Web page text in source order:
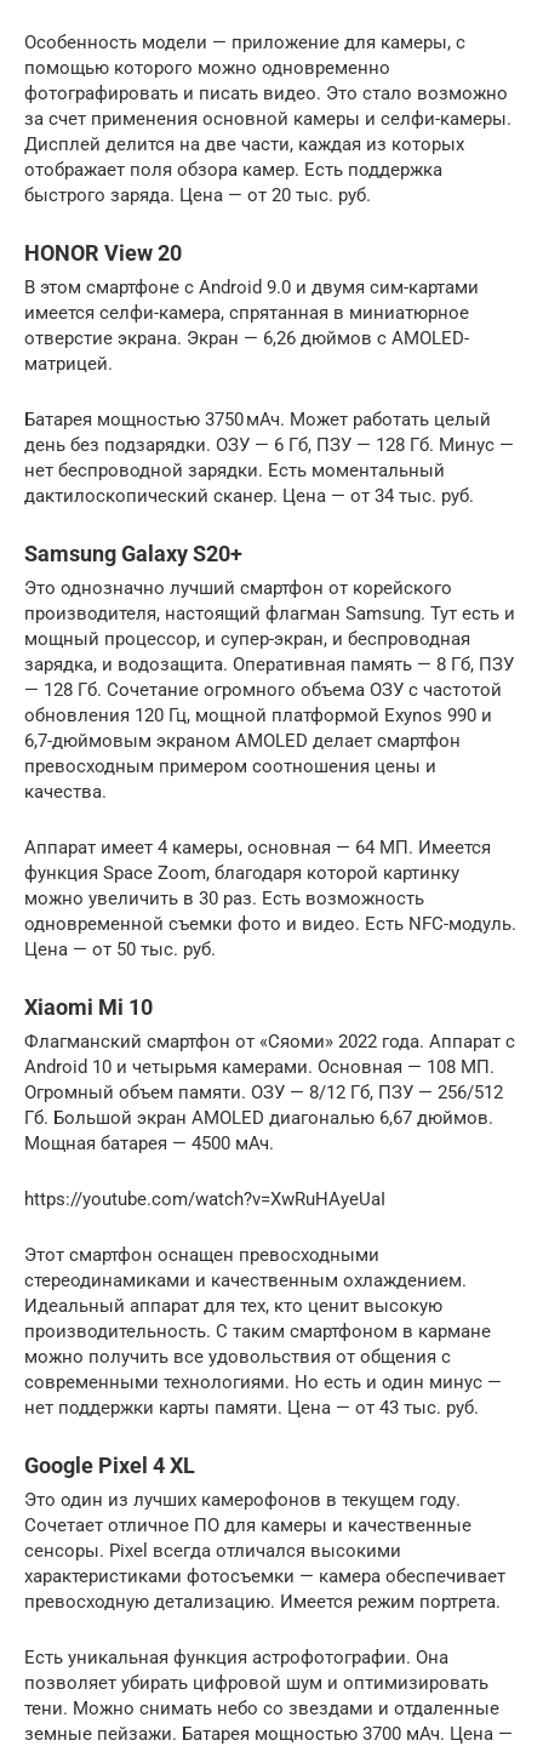
Особенность модели — приложение для камеры, с
помощью которого можно одновременно
фотографировать и писать видео. Это стало возможно
за счет применения основной камеры и селфи-камеры.
Дисплей делится на две части, каждая из которых
отображает поля обзора камер. Есть поддержка
быстрого заряда. Цена — от 20 тыс. руб.
HONOR View 20
В этом смартфоне с Android 9.0 и двумя сим-картами
имеется селфи-камера, спрятанная в миниатюрное
отверстие экрана. Экран — 6,26 дюймов с AMOLED-
матрицей.
Батарея мощностью 3750 мАч. Может работать целый
день без подзарядки. ОЗУ — 6 Гб, ПЗУ — 128 Гб. Минус —
нет беспроводной зарядки. Есть моментальный
дактилоскопический сканер. Цена — от 34 тыс. руб.
Samsung Galaxy S20+
Это однозначно лучший смартфон от корейского
производителя, настоящий флагман Samsung. Тут есть и
мощный процессор, и супер-экран, и беспроводная
зарядка, и водозащита. Оперативная память — 8 Гб, ПЗУ
— 128 Гб. Сочетание огромного объема ОЗУ с частотой
обновления 120 Гц, мощной платформой Exynos 990 и
6,7-дюймовым экраном AMOLED делает смартфон
превосходным примером соотношения цены и
качества.
Аппарат имеет 4 камеры, основная — 64 МП. Имеется
функция Space Zoom, благодаря которой картинку
можно увеличить в 30 раз. Есть возможность
одновременной съемки фото и видео. Есть NFC-модуль.
Цена — от 50 тыс. руб.
Xiaomi Mi 10
Флагманский смартфон от «Сяоми» 2022 года. Аппарат с
Android 10 и четырьмя камерами. Основная — 108 МП.
Огромный объем памяти. ОЗУ — 8/12 Гб, ПЗУ — 256/512
Гб. Большой экран AMOLED диагональю 6,67 дюймов.
Мощная батарея — 4500 мАч.
https://youtube.com/watch?v=XwRuHAyeUaI
Этот смартфон оснащен превосходными
стереодинамиками и качественным охлаждением.
Идеальный аппарат для тех, кто ценит высокую
производительность. С таким смартфоном в кармане
можно получить все удовольствия от общения с
современными технологиями. Но есть и один минус —
нет поддержки карты памяти. Цена — от 43 тыс. руб.
Google Pixel 4 XL
Это один из лучших камерофонов в текущем году.
Сочетает отличное ПО для камеры и качественные
сенсоры. Pixel всегда отличался высокими
характеристиками фотосъемки — камера обеспечивает
превосходную детализацию. Имеется режим портрета.
Есть уникальная функция астрофотографии. Она
позволяет убирать цифровой шум и оптимизировать
тени. Можно снимать небо со звездами и отдаленные
земные пейзажи. Батарея мощностью 3700 мАч. Цена —